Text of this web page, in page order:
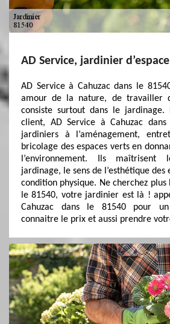
AD Service, jardinier
AD Service à Cahuzac dans le
amour de la nature, de travailler
consiste surtout dans le jardinage.
client, AD Service à Cahuzac
jardiniers à l’aménagement,
bricolage des espaces verts en
l’environnement. Ils maîtrisent
jardinage, le sens de l’esthétique des
condition physique. Ne cherchez plus
le 81540, votre jardinier est là !
Cahuzac dans le 81540 pour un
connaitre le prix et aussi prendre